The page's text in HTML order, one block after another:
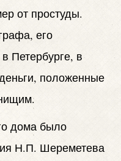
от простуды.
его
Петербурге, в
положенные
дома было
Н.П. Шереметева